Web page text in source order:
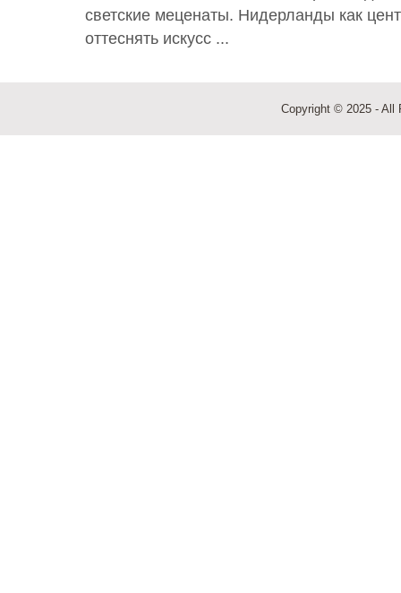
светские меценаты. Нидерланды как
оттеснять искусс ...
Copyright © 2025 - All